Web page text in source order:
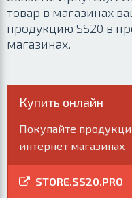
товар в магазинах
продукцию SS20 в
магазинах.
Купить онлайн
Покупайте
интернет магазинах
STORE.SS20.PRO